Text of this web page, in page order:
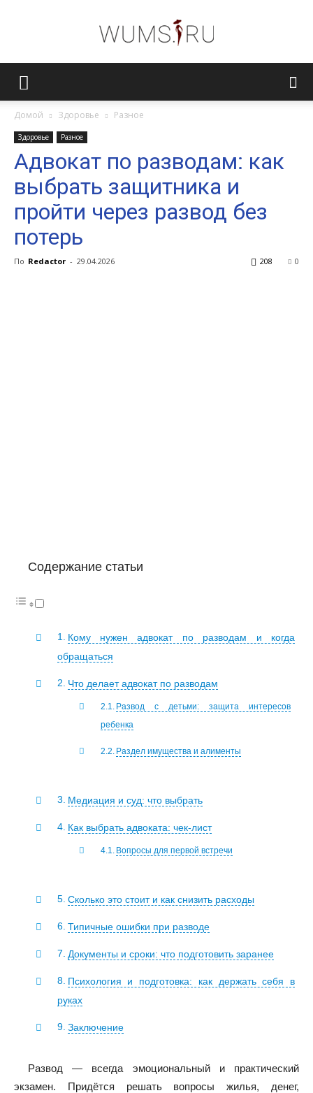
Домой Здоровье Разное
Здоровье Разное
Адвокат по разводам: как
выбрать защитника и
пройти через развод без
потерь
По Redactor - 29.04.2026 0
208
Содержание статьи
Кому нужен адвокат по разводам и когда
обращаться
Что делает адвокат по разводам
Развод с детьми: защита интересов
ребенка
Раздел имущества и алименты
Медиация и суд: что выбрать
Как выбрать адвоката: чек‑лист
Вопросы для первой встречи
Сколько это стоит и как снизить расходы
Типичные ошибки при разводе
Документы и сроки: что подготовить заранее
Психология и подготовка: как держать себя в
руках
Заключение
Развод — всегда эмоциональный и практический
экзамен. Придётся решать вопросы жилья, денег,